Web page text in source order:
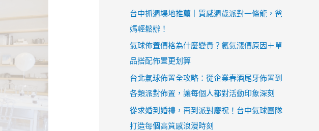
字
:
台中抓週場地推薦｜質感週歲派對一條龍，爸
媽輕鬆辦！
氣球佈置價格為什麼變貴？氦氣漲價原因＋單
品搭配佈置更划算
台北氣球佈置全攻略：從企業春酒尾牙佈置到
各類派對佈置，讓每個人都對活動印象深刻
從求婚到婚禮，再到派對慶祝！台中氣球團隊
打造每個高質感浪漫時刻